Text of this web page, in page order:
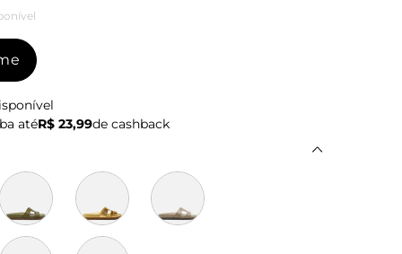
atéR$ 23,99de cashback